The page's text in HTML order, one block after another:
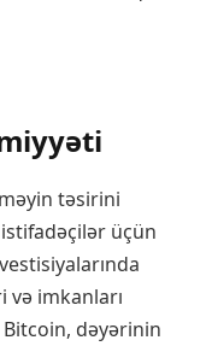
təsirini
üçün
və imkanları
Bitcoin, dəyərinin